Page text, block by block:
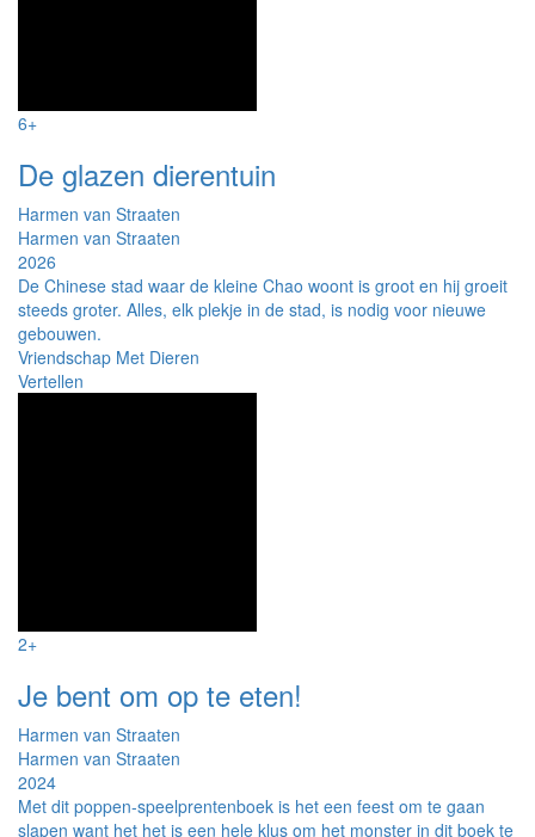
6+
De glazen dierentuin
Harmen van Straaten
Harmen van Straaten
2026
De Chinese stad waar de kleine Chao woont is groot en hij groeit
steeds groter. Alles, elk plekje in de stad, is nodig voor nieuwe
gebouwen.
Vriendschap Met Dieren
Vertellen
2+
Je bent om op te eten!
Harmen van Straaten
Harmen van Straaten
2024
Met dit poppen-speelprentenboek is het een feest om te gaan
slapen want het het is een hele klus om het monster in dit boek te